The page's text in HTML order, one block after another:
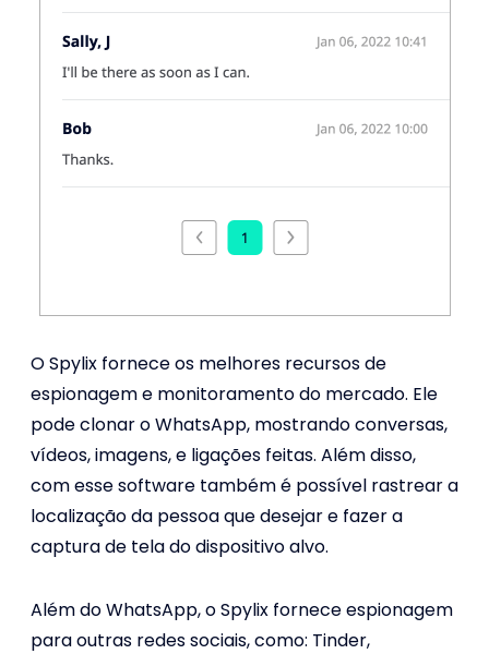
O Spylix fornece os melhores recursos de
espionagem e monitoramento do mercado. Ele
pode clonar o WhatsApp, mostrando conversas,
vídeos, imagens, e ligações feitas. Além disso,
com esse software também é possível rastrear a
localização da pessoa que desejar e fazer a
captura de tela do dispositivo alvo.
Além do WhatsApp, o Spylix fornece espionagem
para outras redes sociais, como: Tinder,